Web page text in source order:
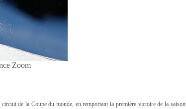
Zoom
de la Coupe du monde, en remportant la première victoire de la saison